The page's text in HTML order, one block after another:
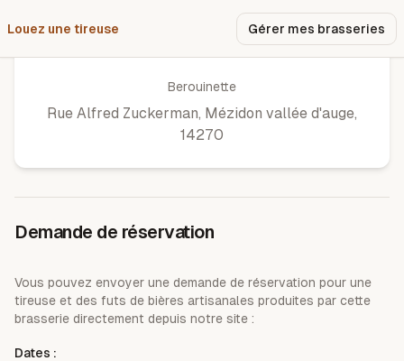
Louez une tireuse Gérer mes brasseries
Brasserie berouinette
Berouinette
Rue Alfred Zuckerman, Mézidon vallée d'auge,
14270
Demande de réservation
Vous pouvez envoyer une demande de réservation pour une
tireuse et des futs de bières artisanales produites par cette
brasserie directement depuis notre site :
Dates :